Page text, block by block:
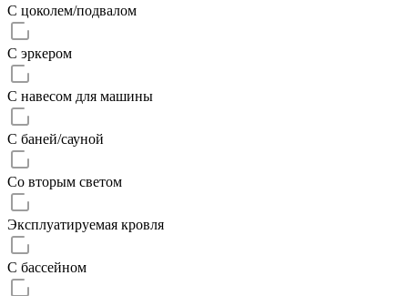
С цоколем/подвалом
С эркером
С навесом для машины
С баней/сауной
Со вторым светом
Эксплуатируемая кровля
С бассейном